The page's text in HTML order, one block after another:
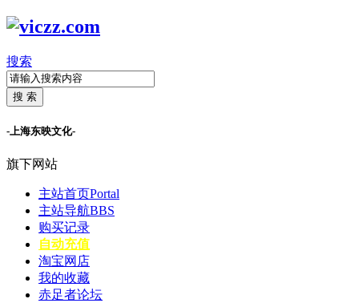
搜索
搜 索
-上海东映文化-
旗下网站
主站首页Portal
主站导航BBS
购买记录
自动充值
淘宝网店
我的收藏
赤足者论坛